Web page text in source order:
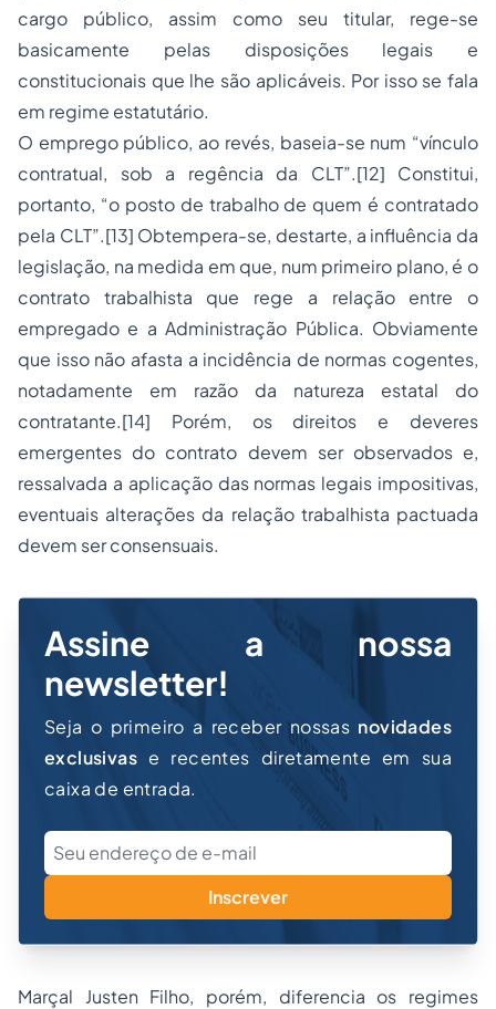
cargo público, assim como seu titular, rege-se
basicamente pelas disposições legais e
constitucionais que lhe são aplicáveis. Por isso se fala
em regime estatutário.
O emprego público, ao revés, baseia-se num “vínculo
contratual, sob a regência da CLT”.[12] Constitui,
portanto, “o posto de trabalho de quem é contratado
pela CLT”.[13] Obtempera-se, destarte, a influência da
legislação, na medida em que, num primeiro plano, é o
contrato trabalhista que rege a relação entre o
empregado e a Administração Pública. Obviamente
que isso não afasta a incidência de normas cogentes,
notadamente em razão da natureza estatal do
contratante.[14] Porém, os direitos e deveres
emergentes do contrato devem ser observados e,
ressalvada a aplicação das normas legais impositivas,
eventuais alterações da relação trabalhista pactuada
devem ser consensuais.
Assine a nossa
newsletter!
Seja o primeiro a receber nossas novidades
exclusivas e recentes diretamente em sua
caixa de entrada.
Inscrever
Marçal Justen Filho, porém, diferencia os regimes